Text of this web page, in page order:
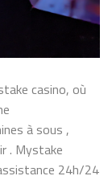
casino, où
à sous ,
. Mystake
24h/24